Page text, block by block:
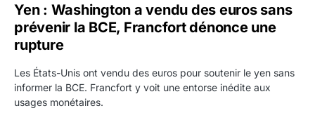
Yen : Washington a vendu des euros sans
prévenir la BCE, Francfort dénonce une
rupture
Les États-Unis ont vendu des euros pour soutenir le yen sans
informer la BCE. Francfort y voit une entorse inédite aux
usages monétaires.